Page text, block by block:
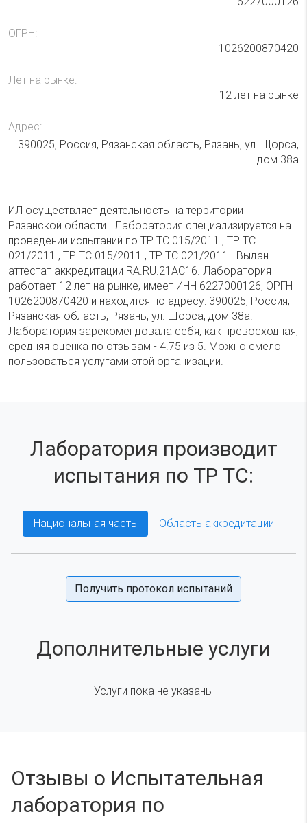
ОГРН:
1026200870420
Лет на рынке:
12 лет на рынке
Адрес:
390025, Россия, Рязанская область, Рязань, ул. Щорса,
дом 38а
ИЛ осуществляет деятельность на территории
Рязанской области . Лаборатория специализируется на
проведении испытаний по ТР ТС 015/2011 , ТР ТС
021/2011 , ТР ТС 015/2011 , ТР ТС 021/2011 . Выдан
аттестат аккредитации RA.RU.21АС16. Лаборатория
работает 12 лет на рынке, имеет ИНН 6227000126, ОРГН
1026200870420 и находится по адресу: 390025, Россия,
Рязанская область, Рязань, ул. Щорса, дом 38а.
Лаборатория зарекомендовала себя, как превосходная,
средняя оценка по отзывам - 4.75 из 5. Можно смело
пользоваться услугами этой организации.
Лаборатория производит
испытания по ТР ТС:
Национальная часть Область аккредитации
Получить протокол испытаний
Дополнительные услуги
Услуги пока не указаны
Отзывы о Испытательная
лаборатория по